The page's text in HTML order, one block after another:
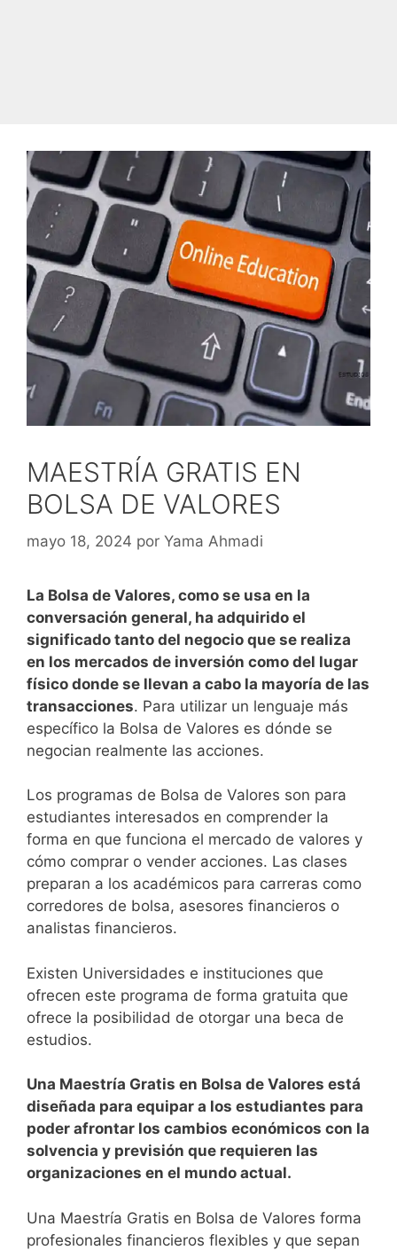
MAESTRÍA GRATIS EN
BOLSA DE VALORES
mayo 18, 2024 por Yama Ahmadi
La Bolsa de Valores, como se usa en la
conversación general, ha adquirido el
significado tanto del negocio que se realiza
en los mercados de inversión como del lugar
físico donde se llevan a cabo la mayoría de las
transacciones. Para utilizar un lenguaje más
específico la Bolsa de Valores es dónde se
negocian realmente las acciones.
Los programas de Bolsa de Valores son para
estudiantes interesados en comprender la
forma en que funciona el mercado de valores y
cómo comprar o vender acciones. Las clases
preparan a los académicos para carreras como
corredores de bolsa, asesores financieros o
analistas financieros.
Existen Universidades e instituciones que
ofrecen este programa de forma gratuita que
ofrece la posibilidad de otorgar una beca de
estudios.
Una Maestría Gratis en Bolsa de Valores está
diseñada para equipar a los estudiantes para
poder afrontar los cambios económicos con la
solvencia y previsión que requieren las
organizaciones en el mundo actual.
Una Maestría Gratis en Bolsa de Valores forma
profesionales financieros flexibles y que sepan